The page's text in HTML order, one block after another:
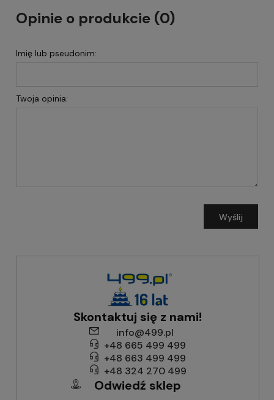
Opinie o produkcie (0)
Imię lub pseudonim:
Twoja opinia:
Wyślij
Skontaktuj się z nami!
info@499.pl
+48 665 499 499
+48 663 499 499
+48 324 270 499
Odwiedź sklep